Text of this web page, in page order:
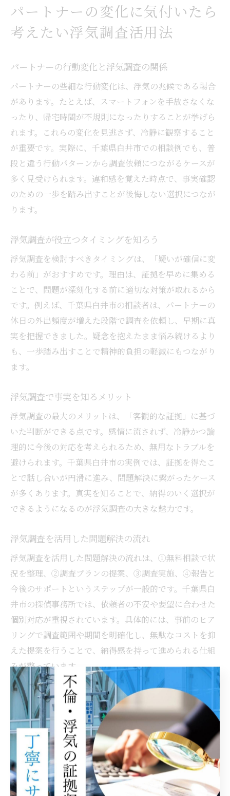
パートナーの変化に気付いたら
考えたい浮気調査活用法
パートナーの行動変化と浮気調査の関係
パートナーの些細な行動変化は、浮気の兆候である場合
があります。たとえば、スマートフォンを手放さなくな
ったり、帰宅時間が不規則になったりすることが挙げら
れます。これらの変化を見逃さず、冷静に観察すること
が重要です。実際に、千葉県白井市での相談例でも、普
段と違う行動パターンから調査依頼につながるケースが
多く見受けられます。違和感を覚えた時点で、事実確認
のための一歩を踏み出すことが後悔しない選択につなが
ります。
浮気調査が役立つタイミングを知ろう
浮気調査を検討すべきタイミングは、「疑いが確信に変
わる前」がおすすめです。理由は、証拠を早めに集める
ことで、問題が深刻化する前に適切な対策が取れるから
です。例えば、千葉県白井市の相談者は、パートナーの
休日の外出頻度が増えた段階で調査を依頼し、早期に真
実を把握できました。疑念を抱えたまま悩み続けるより
も、一歩踏み出すことで精神的負担の軽減にもつながり
ます。
浮気調査で事実を知るメリット
浮気調査の最大のメリットは、「客観的な証拠」に基づ
いた判断ができる点です。感情に流されず、冷静かつ論
理的に今後の対応を考えられるため、無用なトラブルを
避けられます。千葉県白井市の実例では、証拠を得たこ
とで話し合いが円滑に進み、問題解決に繋がったケース
が多くあります。真実を知ることで、納得のいく選択が
できるようになるのが浮気調査の大きな魅力です。
浮気調査を活用した問題解決の流れ
浮気調査を活用した問題解決の流れは、①無料相談で状
況を整理、②調査プランの提案、③調査実施、④報告と
今後のサポートというステップが一般的です。千葉県白
井市の探偵事務所では、依頼者の不安や要望に合わせた
個別対応が重視されています。具体的には、事前のヒア
リングで調査範囲や期間を明確化し、無駄なコストを抑
えた提案を行うことで、納得感を持って進められる仕組
みが整っています。
浮気調査で得られる安心感と今後の対策
浮気調査によって事実が明らかになると、不安や疑念か
ら解放される安心感が得られます。また、証拠をもとに
今後の人生設計やパートナーとの関係性を冷静に見直す
きっかけにもなります。千葉県白井市の相談者の中に
は、調査後に夫婦で再出発を選んだ方もいれば、自分の
人生を前向きに見直す選択をした方もいます。証拠があ